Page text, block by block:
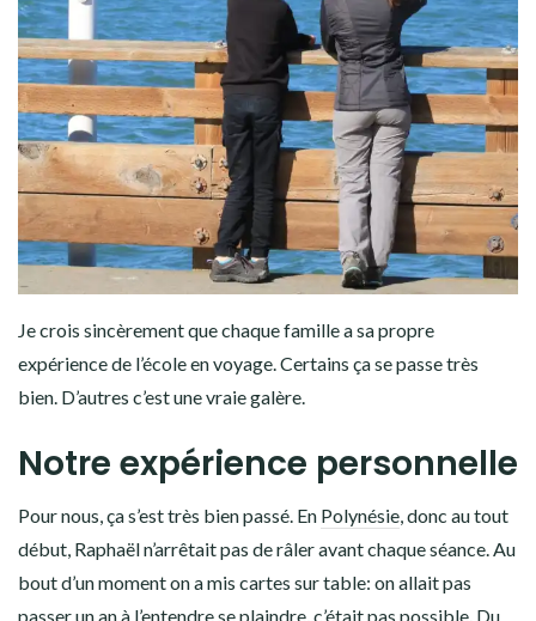
Je crois sincèrement que chaque famille a sa propre
expérience de l’école en voyage. Certains ça se passe très
bien. D’autres c’est une vraie galère.
Notre expérience personnelle
Pour nous, ça s’est très bien passé. En Polynésie, donc au tout
début, Raphaël n’arrêtait pas de râler avant chaque séance. Au
bout d’un moment on a mis cartes sur table: on allait pas
passer un an à l’entendre se plaindre, c’était pas possible. Du